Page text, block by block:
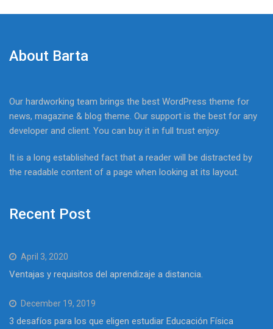
About Barta
Our hardworking team brings the best WordPress theme for
news, magazine & blog theme. Our support is the best for any
developer and client. You can buy it in full trust enjoy.
It is a long established fact that a reader will be distracted by
the readable content of a page when looking at its layout.
Recent Post
April 3, 2020
Ventajas y requisitos del aprendizaje a distancia.
December 19, 2019
3 desafíos para los que eligen estudiar Educación Física